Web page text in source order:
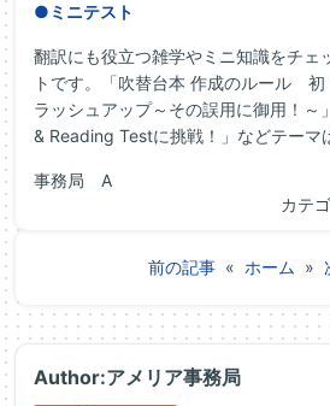
●ミニテスト
翻訳にも役立つ雑学やミニ知識をチェ
トです。「吹替台本 作成のルール
ラッシュアップ～その誤用に御用！～
& Reading Testに挑戦！」などテーマ
事務局 A
カテ
前の記事 « ホーム »
Author:アメリア事務局